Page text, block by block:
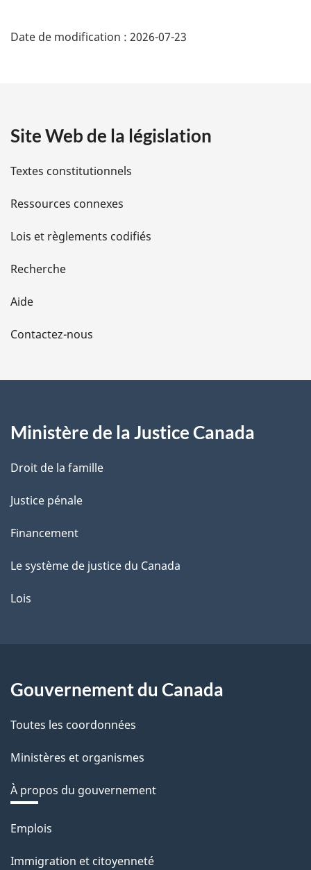
é
i
l
s
d
e
l
a
e
Date de modification : 2026-07-23
Site Web de la législation
Textes constitutionnels
Ressources connexes
Lois et règlements codifiés
Recherche
Aide
Contactez-nous
Ministère de la Justice Canada
Droit de la famille
Justice pénale
Financement
Le système de justice du Canada
Lois
Gouvernement du Canada
Toutes les coordonnées
Ministères et organismes
À propos du gouvernement
Thèmes
Emplois
Immigration et citoyenneté